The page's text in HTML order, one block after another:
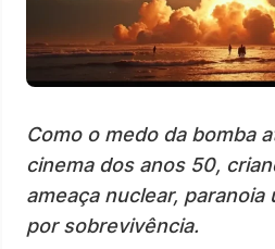
Como o medo da bomba
cinema dos anos 50,
ameaça nuclear, paranoia
por sobrevivência.